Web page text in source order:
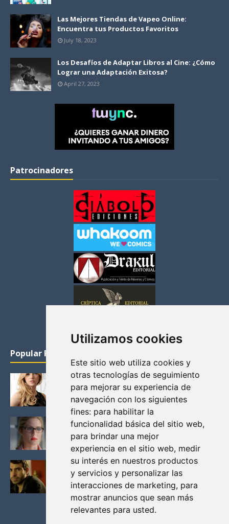
Utilizamos cookies
Este sitio web utiliza cookies y
otras tecnologías de seguimiento
para mejorar su experiencia de
navegación con los siguientes
fines: para habilitar la
funcionalidad básica del sitio web,
para brindar una mejor
experiencia en el sitio web, medir
su interés en nuestros productos
y servicios y personalizar las
interacciones de marketing, para
mostrar anuncios que sean más
relevantes para usted.
Las Mejores Tiendas de Vapeo Online:
Encuentra tus Productos Favoritos
July 18, 2023
Los Desafíos de Adaptar Libros al Cine: ¿Cómo
Lograr una Adaptación Exitosa?
April 27, 2023
Patrocinadores
Popular Posts
KATHERYN WINNICK: LA ACTRIZ MAS GUAPA DE
VIKINGOS
Junio 14, 2013
FELICITY (EMILY BETT RICKARDS), LAS FOTOS
MAS BONITAS DE LA ALIADA DE ARROW
Noviembre 30, 2013
BLACK MIRROR: TODA TU HISTORIA. EPISODIO 3.
LA CRITICA
Mayo 17, 2012